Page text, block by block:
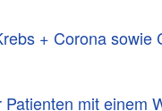
+ Corona sowie
mit einem